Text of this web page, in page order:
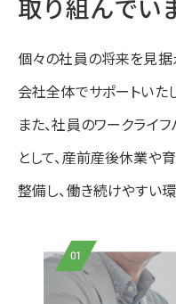
取り組んでい
個々の社員の将来を見据
会社全体でサポートいた
また、社員のワークライ
として、産前産後休業や
整備し、働き続けやすい環